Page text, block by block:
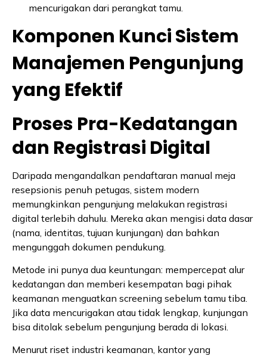
mencurigakan dari perangkat tamu.
Komponen Kunci Sistem
Manajemen Pengunjung
yang Efektif
Proses Pra-Kedatangan
dan Registrasi Digital
Daripada mengandalkan pendaftaran manual meja
resepsionis penuh petugas, sistem modern
memungkinkan pengunjung melakukan registrasi
digital terlebih dahulu. Mereka akan mengisi data dasar
(nama, identitas, tujuan kunjungan) dan bahkan
mengunggah dokumen pendukung.
Metode ini punya dua keuntungan: mempercepat alur
kedatangan dan memberi kesempatan bagi pihak
keamanan menguatkan screening sebelum tamu tiba.
Jika data mencurigakan atau tidak lengkap, kunjungan
bisa ditolak sebelum pengunjung berada di lokasi.
Menurut riset industri keamanan, kantor yang